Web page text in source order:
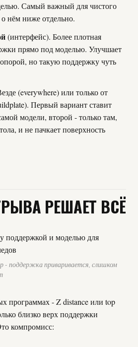
Самый важный для чистого
нём ниже отдельно.
(интерфейс). Более плотная
прямо под моделью. Улучшает
но такую поддержку чуть
(everywhere) или только от
Первый вариант ставит
модели, второй - только там,
и не пачкает поверхность
РЕШАЕТ ВСЁ
- поддержка приваривается, слишком
программах - Z distance или top
близко верх поддержки
компромисс: